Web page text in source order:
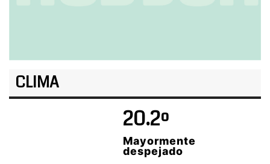
CLIMA
20.2º
Mayormente
despejado